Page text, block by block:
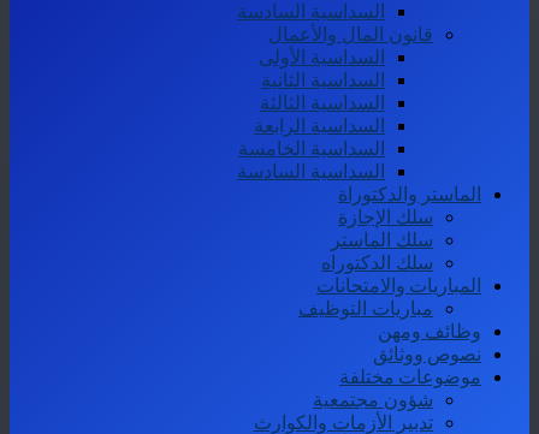
السداسية السادسة
قانون المال والأعمال
السداسية الأولى
السداسية الثانية
السداسية الثالثة
السداسية الرابعة
السداسية الخامسة
السداسية السادسة
الماستر والدكتوراة
سلك الإجازة
سلك الماستر
سلك الدكتوراه
المباريات والامتحانات
مباريات التوظيف
وظائف ومهن
نصوص ووثائق
موضوعات مختلفة
شؤون مجتمعية
تدبير الأزمات والكوارث